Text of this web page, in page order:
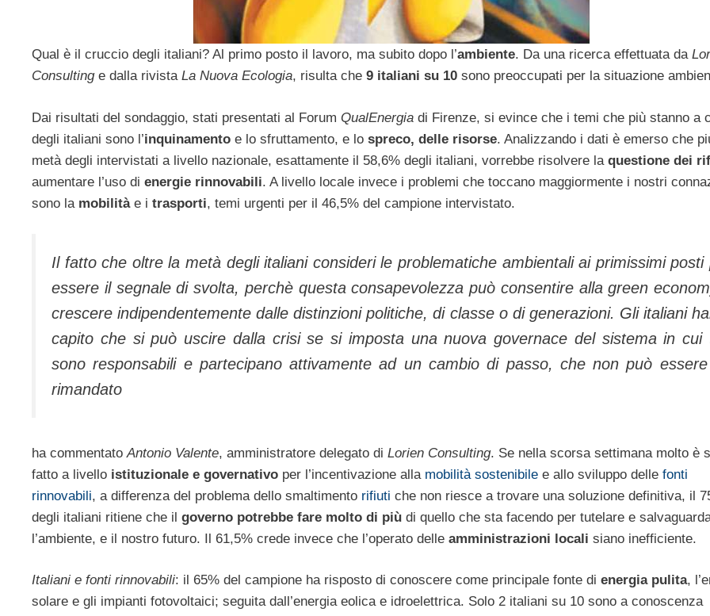
Qual è il cruccio degli italiani? Al primo posto il lavoro, ma subito dopo l’ambiente. Da una ricerca effettuata da
Consultinge dalla rivista La Nuova Ecologia, risulta che 9 italiani su 10 sono preoccupati per la situazione
Dai risultati del sondaggio, stati presentati al Forum QualEnergia di Firenze, si evince che i temi che più stanno a
degli italiani sono l’inquinamento e lo sfruttamento, e lo spreco, delle risorse. Analizzando i dati è emerso che
metà degli intervistati a livello nazionale, esattamente il 58,6% degli italiani, vorrebbe risolvere la questione dei
aumentare l’uso di energie rinnovabili. A livello locale invece i problemi che toccano maggiormente i nostri
sono la mobilitàe i trasporti, temi urgenti per il 46,5% del campione intervistato.
Il fatto che oltre la metà degli italiani consideri le problematiche ambientali ai primissimi posti
essere il segnale di svolta, perchè questa consapevolezza può consentire alla green
crescere indipendentemente dalle distinzioni politiche, di classe o di generazioni. Gli italiani
capito che si può uscire dalla crisi se si imposta una nuova governace del sistema in cui
sono responsabili e partecipano attivamente ad un cambio di passo, che non può
rimandato
ha commentatoAntonio Valente, amministratore delegato di Lorien Consulting. Se nella scorsa settimana molto è
fatto a livello istituzionale e governativo per l’incentivazione alla mobilità sostenibile e allo sviluppo delle fonti
rinnovabili, a differenza del problema dello smaltimento rifiuti che non riesce a trovare una soluzione definitiva, il
degli italiani ritiene che il governo potrebbe fare molto di più di quello che sta facendo per tutelare e
l’ambiente, e il nostro futuro. Il 61,5% crede invece che l’operato delle amministrazioni locali siano inefficiente.
Italiani e fonti rinnovabili: il 65% del campione ha risposto di conoscere come principale fonte di energia pulita,
solare e gli impianti fotovoltaici; seguita dall’energia eolica e idroelettrica. Solo 2 italiani su 10 sono a conoscenza